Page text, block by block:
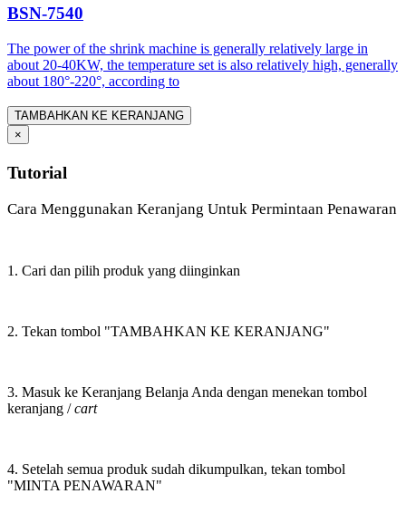
BSN-7540
The power of the shrink machine is generally relatively large in
about 20-40KW, the temperature set is also relatively high, generally
about 180°-220°, according to
TAMBAHKAN KE KERANJANG
×
Tutorial
Cara Menggunakan Keranjang Untuk Permintaan Penawaran
1. Cari dan pilih produk yang diinginkan
2. Tekan tombol "TAMBAHKAN KE KERANJANG"
3. Masuk ke Keranjang Belanja Anda dengan menekan tombol
keranjang /cart
4. Setelah semua produk sudah dikumpulkan, tekan tombol
"MINTA PENAWARAN"